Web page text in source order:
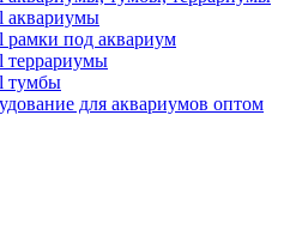
аквариумы
рамки под аквариум
террариумы
тумбы
для аквариумов оптом